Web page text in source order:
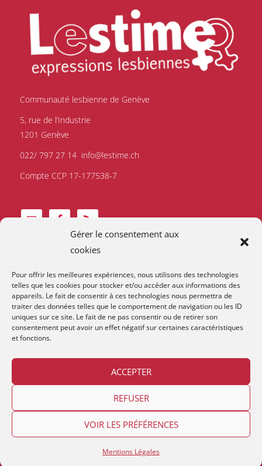
Gérer le consentement aux
cookies
Pour offrir les meilleures expériences, nous utilisons des technologies
telles que les cookies pour stocker et/ou accéder aux informations des
appareils. Le fait de consentir à ces technologies nous permettra de
traiter des données telles que le comportement de navigation ou les ID
uniques sur ce site. Le fait de ne pas consentir ou de retirer son
consentement peut avoir un effet négatif sur certaines caractéristiques
et fonctions.
ACCEPTER
REFUSER
VOIR LES PRÉFÉRENCES
Mentions Légales
Communauté lesbienne de Genève
5, rue de l’Industrie
1201 Genève
022/ 797 27 14 info@lestime.ch
Compte CCP 17-177538-7
Devenir membre
Copyright © 2026Lestime. Relooké avec par
Suisse Romande|Thème:Lestime